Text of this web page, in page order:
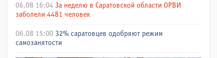
06.08 16:04 За неделю в Саратовской области ОРВИ
заболели 4481 человек
06.08 15:00 32% саратовцев одобряют режим
самозанятости